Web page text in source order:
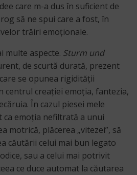
care m-a dus în suficient de
să ne spui care a fost, în
trăiri emoţionale.
multe aspecte. Sturm und
de scurtă durată, prezent
se opunea rigidității
centrul creației emoția, fantezia,
În cazul piesei mele
emoția nefiltrată a unui
motrică, plăcerea „vitezei”, să
căutării celui mai bun legato
sau a celui mai potrivit
ce duce automat la căutarea